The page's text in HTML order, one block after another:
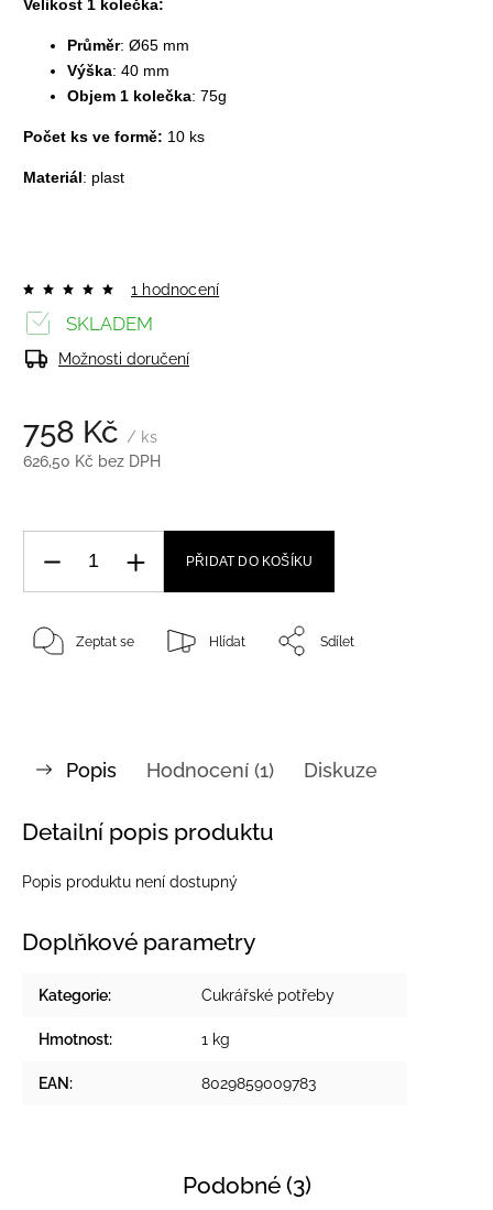
Velikost 1 kolečka:
Průměr: Ø65 mm
Výška: 40 mm
Objem 1 kolečka: 75g
Počet ks ve formě: 10 ks
Materiál: plast
1 hodnocení
758 Kč / ks
626,50 Kč bez DPH
SKLADEM
Možnosti doručení
PŘIDAT DO KOŠÍKU
Zeptat se Hlídat Sdílet
Popis Hodnocení (1) Diskuze
Detailní popis produktu
Popis produktu není dostupný
Doplňkové parametry
Kategorie: Cukrářské potřeby
Hmotnost: 1 kg
EAN: 8029859009783
Podobné (3)